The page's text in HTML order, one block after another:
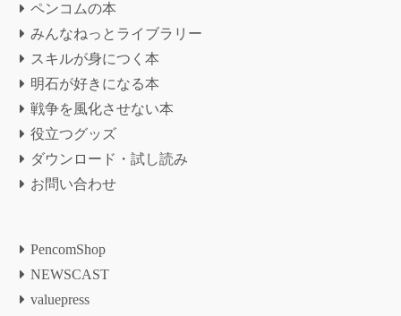
ペンコムの本
みんなねっとライブラリー
スキルが身につく本
明石が好きになる本
戦争を風化させない本
役立つグッズ
ダウンロード・試し読み
お問い合わせ
PencomShop
NEWSCAST
valuepress